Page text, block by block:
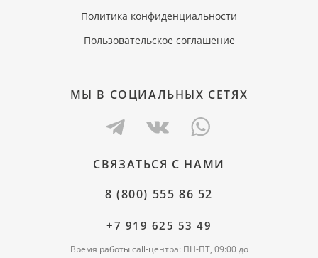
Политика конфиденциальности
Пользовательское соглашение
МЫ В СОЦИАЛЬНЫХ СЕТЯХ
СВЯЗАТЬСЯ С НАМИ
8 (800) 555 86 52
+7 919 625 53 49
Время работы call-центра: ПН-ПТ, 09:00 до